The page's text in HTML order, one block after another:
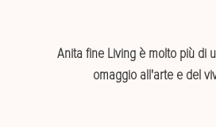
Anita fine Living è molto più di
omaggio all'arte e del